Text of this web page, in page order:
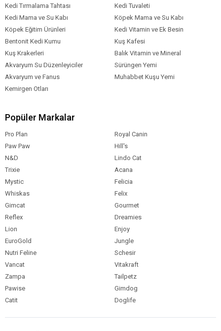
Kedi Tırmalama Tahtası
Kedi Tuvaleti
Kedi Mama ve Su Kabı
Köpek Mama ve Su Kabı
Köpek Eğitim Ürünleri
Kedi Vitamin ve Ek Besin
Bentonit Kedi Kumu
Kuş Kafesi
Kuş Krakerleri
Balık Vitamin ve Mineral
Akvaryum Su Düzenleyiciler
Sürüngen Yemi
Akvaryum ve Fanus
Muhabbet Kuşu Yemi
Kemirgen Otları
Popüler Markalar
Pro Plan
Royal Canin
Paw Paw
Hill's
N&D
Lindo Cat
Trixie
Acana
Mystic
Felicia
Whiskas
Felix
Gimcat
Gourmet
Reflex
Dreamies
Lion
Enjoy
EuroGold
Jungle
Nutri Feline
Schesir
Vancat
Vitakraft
Zampa
Tailpetz
Pawise
Gimdog
Catit
Doglife